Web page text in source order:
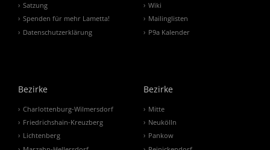
Satzung
Spenden für mehr Lametta!
Datenschutzerklärung
Wiki
Mailinglisten
P9a Kalender
Bezirke
Charlottenburg-Wilmersdorf
Friedrichshain-Kreuzberg
Lichtenberg
Bezirke
Mitte
Neukölln
Pankow